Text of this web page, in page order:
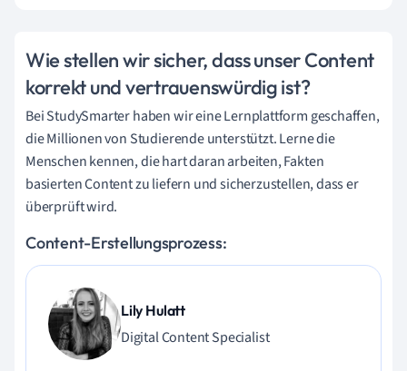
Wie stellen wir sicher, dass unser Content
korrekt und vertrauenswürdig ist?
Bei StudySmarter haben wir eine Lernplattform geschaffen,
die Millionen von Studierende unterstützt. Lerne die
Menschen kennen, die hart daran arbeiten, Fakten
basierten Content zu liefern und sicherzustellen, dass er
überprüft wird.
Content-Erstellungsprozess:
Lily Hulatt
Digital Content Specialist